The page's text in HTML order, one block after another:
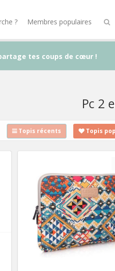
? Membres populaires
tes coups de cœur !
Pc 2
Topis récents Topis